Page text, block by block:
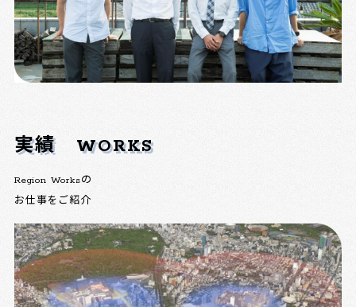
実績 WORKS
Region Worksの
お仕事をご紹介